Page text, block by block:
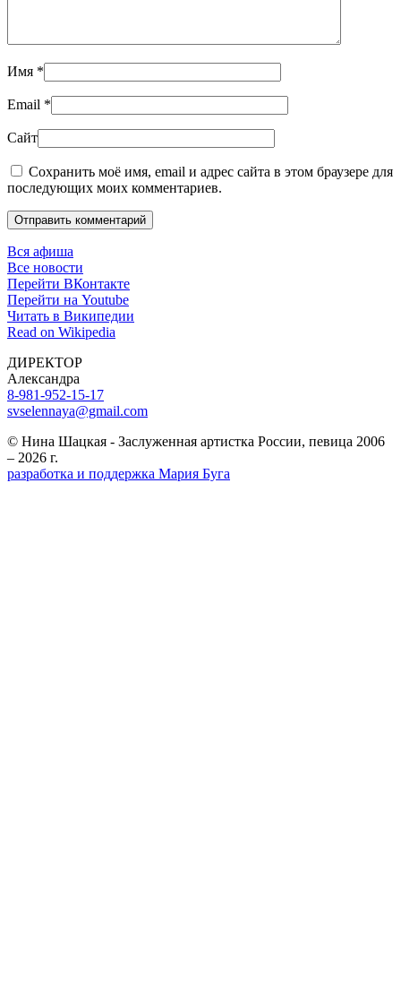
Имя *
Email *
Сайт
Сохранить моё имя, email и адрес сайта в этом браузере для
последующих моих комментариев.
Отправить комментарий
Вся афиша
Все новости
Перейти ВКонтакте
Перейти на Youtube
Читать в Википедии
Read on Wikipedia
ДИРЕКТОР
Александра
8-981-952-15-17
svselennaya@gmail.com
© Нина Шацкая - Заслуженная артистка России, певица 2006
– 2026 г.
разработка и поддержка Мария Буга